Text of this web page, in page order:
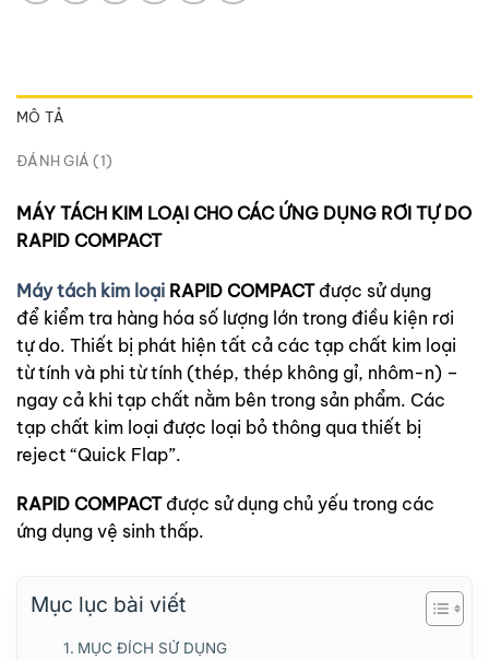
MÔ TẢ
ĐÁNH GIÁ (1)
MÁY TÁCH KIM LOẠI CHO CÁC ỨNG DỤNG RƠI TỰ DO
RAPID COMPACT
Máy tách kim loại RAPID COMPACTđược sử dụng
để kiểm tra hàng hóa số lượng lớn trong điều kiện rơi
tự do. Thiết bị phát hiện tất cả các tạp chất kim loại
từ tính và phi từ tính (thép, thép không gỉ, nhôm-n) –
ngay cả khi tạp chất nằm bên trong sản phẩm. Các
tạp chất kim loại được loại bỏ thông qua thiết bị
reject “Quick Flap”.
RAPID COMPACTđược sử dụng chủ yếu trong các
ứng dụng vệ sinh thấp.
Mục lục bài viết
MỤC ĐÍCH SỬ DỤNG